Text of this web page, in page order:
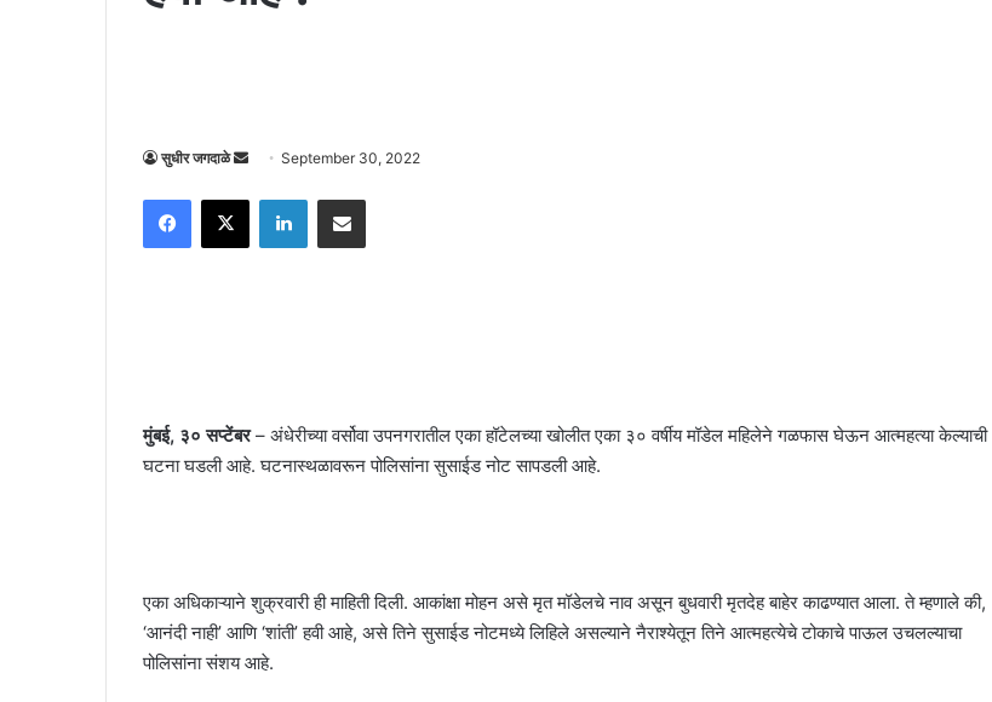
सुधीर जगदाळे
Send
email
September 30, 2022
Facebook
X LinkedInShare via Email
मुंबई, ३० सप्टेंबर– अंधेरीच्या वर्सोवा उपनगरातील एका हॉटेलच्या खोलीत एका ३० वर्षीय मॉडेल महिलेने गळफास घेऊन आत्महत्या केल्याची
घटना घडली आहे. घटनास्थळावरून पोलिसांना सुसाईड नोट सापडली आहे.
एका अधिकाऱ्याने शुक्रवारी ही माहिती दिली. आकांक्षा मोहन असे मृत मॉडेलचे नाव असून बुधवारी मृतदेह बाहेर काढण्यात आला. ते म्हणाले की,
‘आनंदी नाही’ आणि ‘शांती’ हवी आहे, असे तिने सुसाईड नोटमध्ये लिहिले असल्याने नैराश्येतून तिने आत्महत्येचे टोकाचे पाऊल उचलल्याचा
पोलिसांना संशय आहे.